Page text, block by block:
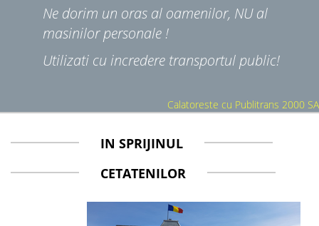
Ne dorim un oras al oamenilor, NU al
masinilor personale !
Utilizati cu incredere transportul public!
Calatoreste cu Publitrans 2000 SA
IN SPRIJINUL
CETATENILOR